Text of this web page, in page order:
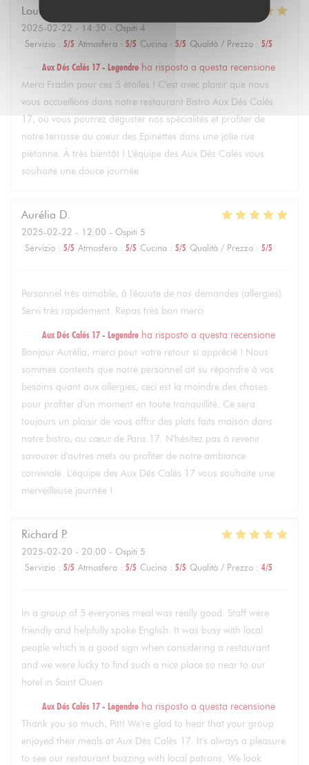
Louise
2025-02-22 - 14:30 - Ospiti 4
Servizio : 5/5 Atmosfera : 5/5 Cucina : 5/5 Qualità / Prezzo : 5/5
Aux Dés Calés 17 - Legendre ha risposto a questa recensione
Merci Fradin pour ces 5 étoiles ! C'est avec plaisir que nous
vous accueillons dans notre restaurant Bistro Aux Dés Calés
17, où vous pourrez déguster nos spécialités et profiter de
notre terrasse au coeur des Epinettes dans une jolie rue
piétonne. À très bientôt ! L'équipe des Aux Dés Calés vous
souhaite une douce journée
Aurélia D
2025-02-22 - 12:00 - Ospiti 5
Servizio : 5/5 Atmosfera : 5/5 Cucina : 5/5 Qualità / Prezzo : 5/5
Personnel très aimable, à l'écoute de nos demandes (allergies).
Servi très rapidement. Repas très bon merci
Aux Dés Calés 17 - Legendre ha risposto a questa recensione
Bonjour Aurélia, merci pour votre retour si apprécié ! Nous
sommes contents que notre personnel ait su répondre à vos
besoins quant aux allergies, ceci est la moindre des choses
pour profiter d'un moment en toute tranquillité. Ce sera
toujours un plaisir de vous offrir des plats faits maison dans
notre bistro, au cœur de Paris 17. N'hésitez pas à revenir
savourer d'autres mets ou profiter de notre ambiance
conviviale. L'équipe des Aux Dés Calés 17 vous souhaite une
merveilleuse journée !
Richard P
2025-02-20 - 20:00 - Ospiti 5
Servizio : 5/5 Atmosfera : 5/5 Cucina : 5/5 Qualità / Prezzo : 4/5
In a group of 5 everyones meal was really good. Staff were
friendly and helpfully spoke English. It was busy with local
people which is a good sign when considering a restaurant
and we were lucky to find such a nice place so near to our
hotel in Saint Ouen
Aux Dés Calés 17 - Legendre ha risposto a questa recensione
Thank you so much, Pitt! We're glad to hear that your group
enjoyed their meals at Aux Dés Calés 17. It's always a pleasure
to see our restaurant buzzing with local patrons. We look